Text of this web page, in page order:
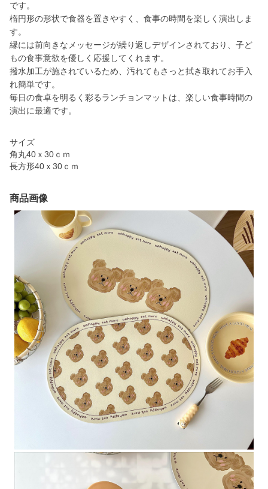
です。
楕円形の形状で食器を置きやすく、食事の時間を楽しく演出しま
す。
縁には前向きなメッセージが繰り返しデザインされており、子ど
もの食事意欲を優しく応援してくれます。
撥水加工が施されているため、汚れてもさっと拭き取れてお手入
れ簡単です。
毎日の食卓を明るく彩るランチョンマットは、楽しい食事時間の
演出に最適です。
サイズ
角丸40ｘ30ｃｍ
長方形40ｘ30ｃｍ
商品画像